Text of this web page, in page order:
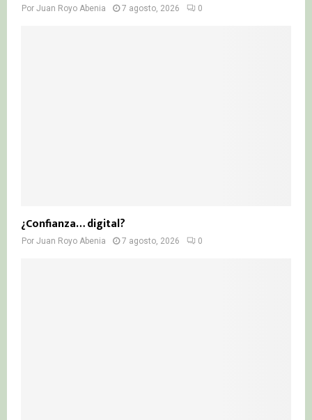
Por Juan Royo Abenia 7 agosto, 2026 0
¿Confianza… digital?
Por Juan Royo Abenia 7 agosto, 2026 0